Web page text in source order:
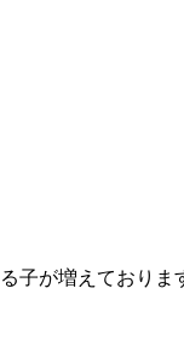
子が増えておりま